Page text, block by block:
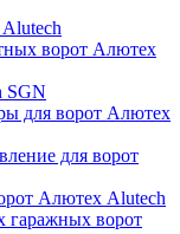
ворот Алютех
SGN
для ворот Алютех
для ворот
Алютех Alutech
гаражных ворот